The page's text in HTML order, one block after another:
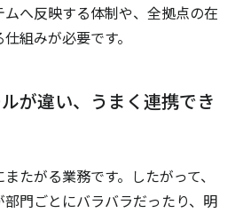
へ反映する体制や、全拠点の在
組みが必要です。
が違い、うまく連携でき
たがる業務です。したがって、
門ごとにバラバラだったり、明